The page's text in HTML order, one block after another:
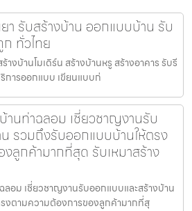
ยา รับสร้างบ้าน ออกแบบบ้าน รับ
ก ทั่วไทย
างบ้านโมเดิร์น สร้างบ้านหรู สร้างอาคาร รับรี
การออกแบบ เขียนแบบก่
นท่าฉลอม เชี่ยวชาญงานรับ
รวมถึงรับออกแบบบ้านให้ตรง
ลูกค้ามากที่สุด รับเหมาสร้าง
อม เชี่ยวชาญงานรับออกแบบและสร้างบ้าน
งตามความต้องการของลูกค้ามากที่สุ